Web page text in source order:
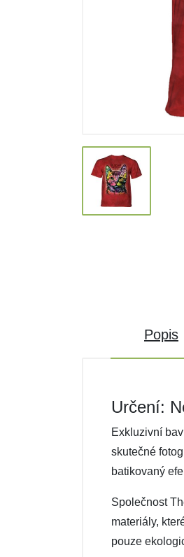
Popis
Určení:
Exkluzivní
skutečné
batikovaný
Společnost
materiály,
pouze